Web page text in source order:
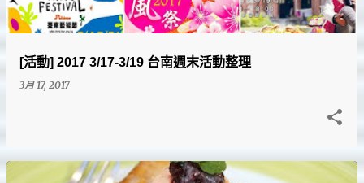
[活動] 2017 3/17-3/19 台南週末活動整理
3月 17, 2017